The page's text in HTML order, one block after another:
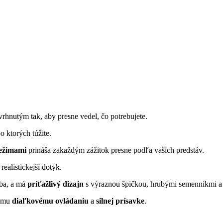
tak, aby presne vedel, čo potrebujete.
ktorých túžite.
prináša zakaždým zážitok presne podľa vašich predstáv.
dotyk.
a má príťažlivý dizajn s výraznou špičkou, hrubými semenníkmi
diaľkovému ovládaniu a silnej prísavke.